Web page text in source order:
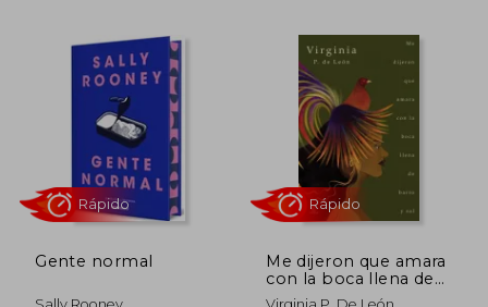
20%
dcto. $ 57.600
20%
dcto.
Gente normal
Me dijeron que amara
con la boca llena de
barro y sal